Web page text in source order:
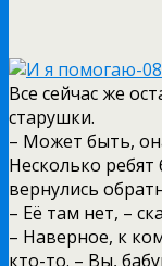
Все сейчас же
старушки.
– Может быть,
Несколько ребят
вернулись
– Её там нет, –
– Наверное, к
кто-то. – Вы,